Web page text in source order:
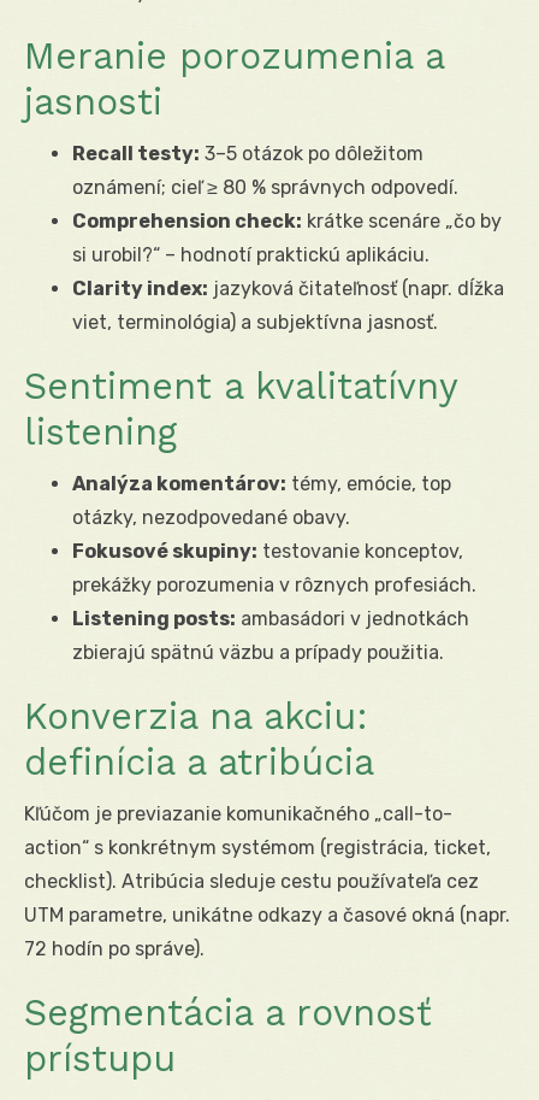
Meranie porozumenia a
jasnosti
Recall testy: 3–5 otázok po dôležitom
oznámení; cieľ ≥ 80 % správnych odpovedí.
Comprehension check: krátke scenáre „čo by
si urobil?“ – hodnotí praktickú aplikáciu.
Clarity index: jazyková čitateľnosť (napr. dĺžka
viet, terminológia) a subjektívna jasnosť.
Sentiment a kvalitatívny
listening
Analýza komentárov: témy, emócie, top
otázky, nezodpovedané obavy.
Fokusové skupiny: testovanie konceptov,
prekážky porozumenia v rôznych profesiách.
Listening posts: ambasádori v jednotkách
zbierajú spätnú väzbu a prípady použitia.
Konverzia na akciu:
definícia a atribúcia
Kľúčom je previazanie komunikačného „call-to-
action“ s konkrétnym systémom (registrácia, ticket,
checklist). Atribúcia sleduje cestu používateľa cez
UTM parametre, unikátne odkazy a časové okná (napr.
72 hodín po správe).
Segmentácia a rovnosť
prístupu